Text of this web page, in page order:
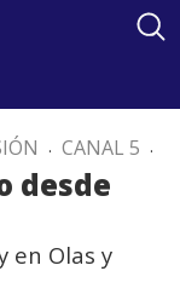
. CANAL 5 .
desde
en Olas y